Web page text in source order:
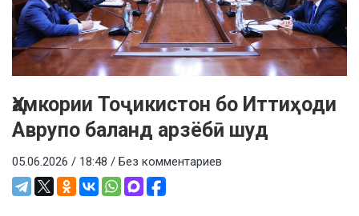
Ҳамкории Тоҷикистон бо Иттиҳоди
Аврупо баланд арзёбӣ шуд
05.06.2026 / 18:48 / Без комментариев